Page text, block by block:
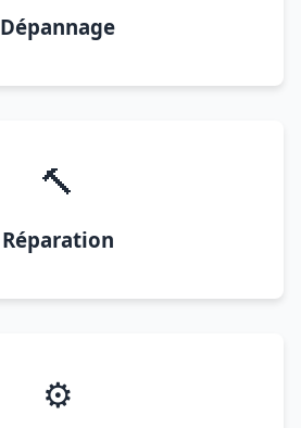
Dépannage
🔨
Réparation
⚙️